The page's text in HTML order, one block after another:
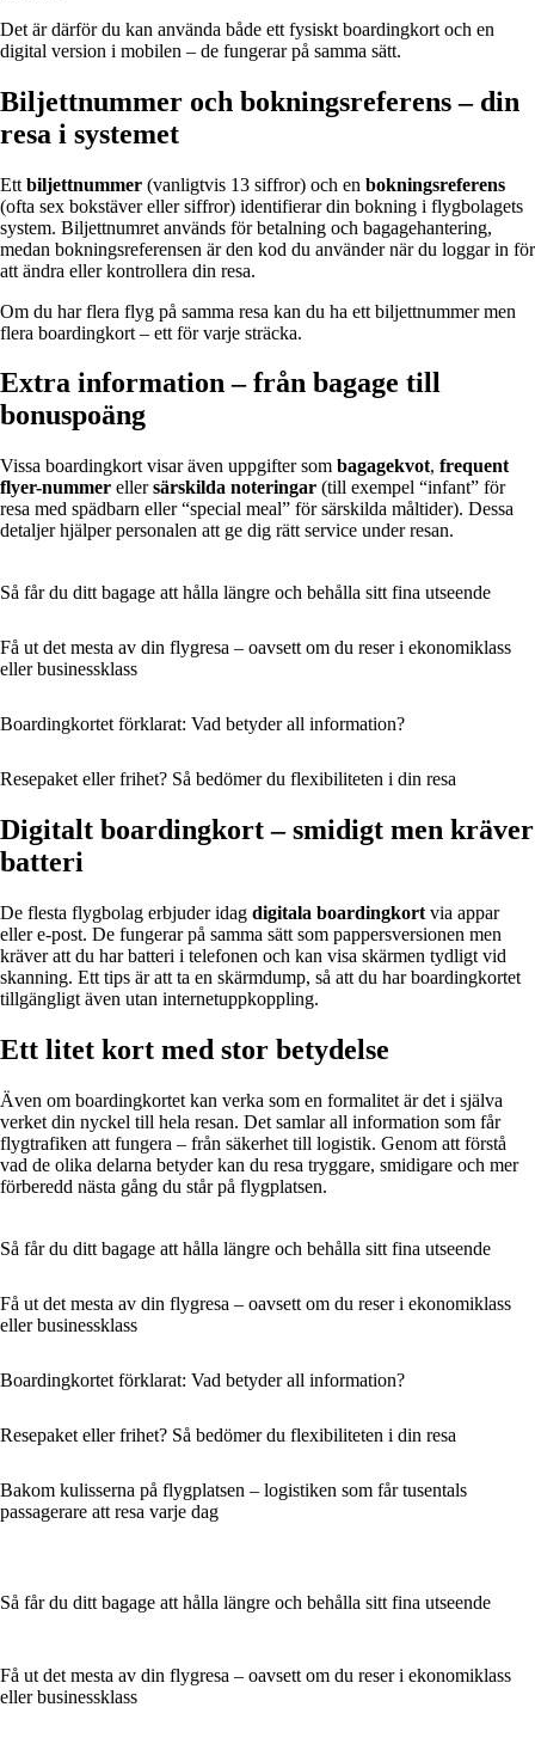
Det är därför du kan använda både ett fysiskt boardingkort och en
digital version i mobilen – de fungerar på samma sätt.
Biljettnummer och bokningsreferens – din
resa i systemet
Ett biljettnummer (vanligtvis 13 siffror) och en bokningsreferens
(ofta sex bokstäver eller siffror) identifierar din bokning i flygbolagets
system. Biljettnumret används för betalning och bagagehantering,
medan bokningsreferensen är den kod du använder när du loggar in för
att ändra eller kontrollera din resa.
Om du har flera flyg på samma resa kan du ha ett biljettnummer men
flera boardingkort – ett för varje sträcka.
Extra information – från bagage till
bonuspoäng
Vissa boardingkort visar även uppgifter som bagagekvot, frequent
flyer-nummer ellersärskilda noteringar (till exempel “infant” för
resa med spädbarn eller “special meal” för särskilda måltider). Dessa
detaljer hjälper personalen att ge dig rätt service under resan.
Så får du ditt bagage att hålla längre och behålla sitt fina utseende
Få ut det mesta av din flygresa – oavsett om du reser i ekonomiklass
eller businessklass
Boardingkortet förklarat: Vad betyder all information?
Resepaket eller frihet? Så bedömer du flexibiliteten i din resa
Digitalt boardingkort – smidigt men kräver
batteri
De flesta flygbolag erbjuder idag digitala boardingkort via appar
eller e-post. De fungerar på samma sätt som pappersversionen men
kräver att du har batteri i telefonen och kan visa skärmen tydligt vid
skanning. Ett tips är att ta en skärmdump, så att du har boardingkortet
tillgängligt även utan internetuppkoppling.
Ett litet kort med stor betydelse
Även om boardingkortet kan verka som en formalitet är det i själva
verket din nyckel till hela resan. Det samlar all information som får
flygtrafiken att fungera – från säkerhet till logistik. Genom att förstå
vad de olika delarna betyder kan du resa tryggare, smidigare och mer
förberedd nästa gång du står på flygplatsen.
Så får du ditt bagage att hålla längre och behålla sitt fina utseende
Få ut det mesta av din flygresa – oavsett om du reser i ekonomiklass
eller businessklass
Boardingkortet förklarat: Vad betyder all information?
Resepaket eller frihet? Så bedömer du flexibiliteten i din resa
Bakom kulisserna på flygplatsen – logistiken som får tusentals
passagerare att resa varje dag
Så får du ditt bagage att hålla längre och behålla sitt fina utseende
Få ut det mesta av din flygresa – oavsett om du reser i ekonomiklass
eller businessklass